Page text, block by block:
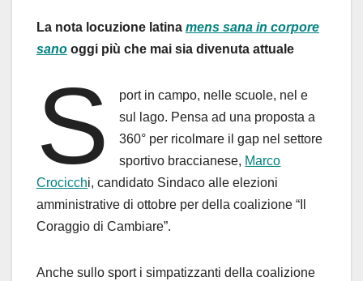
La nota locuzione latina mens sana in corpore
sano oggi più che mai sia divenuta attuale
S
port in campo, nelle scuole, nel e
sul lago. Pensa ad una proposta a
360° per ricolmare il gap nel settore
sportivo braccianese, Marco
Crocicchi, candidato Sindaco alle elezioni
amministrative di ottobre per della coalizione “Il
Coraggio di Cambiare”.
Anche sullo sport i simpatizzanti della coalizione